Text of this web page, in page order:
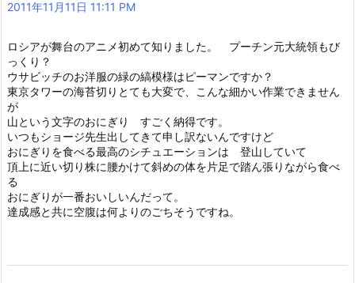
2011年11月11日 11:11 PM
ロシアが舞台のアニメ初めて知りました。 プーチン元大統領もび
っくり？
ウサビッチのお洋服の緑の縞模様はピーマンですか？
東京タワーの海苔切りとても大変で、こんな細かい作業できません
が
山という文字のおにぎり すごく納得です。
いつもショージ先生出してきて申し訳ないんですけど
おにぎりを食べる最高のシチュエーションは 登山していて
頂上に近い切り株に腰かけて斜めの体を片足で踏ん張りながら食べ
る
おにぎりが一番おいしいんだって。
達成感と共に空腹は何よりのごちそうですね。